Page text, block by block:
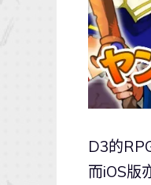
D3的
而iOS版